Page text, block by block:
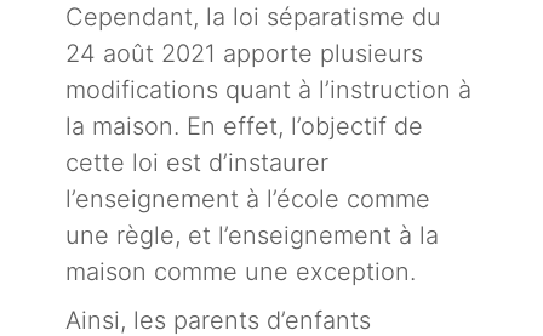
Cependant, la loi séparatisme du
24 août 2021 apporte plusieurs
modifications quant à l’instruction à
la maison. En effet, l’objectif de
cette loi est d’instaurer
l’enseignement à l’école comme
une règle, et l’enseignement à la
maison comme une exception.
Ainsi, les parents d’enfants